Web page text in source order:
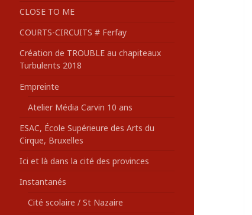
CLOSE TO ME
COURTS-CIRCUITS # Ferfay
Création de TROUBLE au chapiteaux
Turbulents 2018
Empreinte
Atelier Média Carvin 10 ans
ESAC, École Supérieure des Arts du
Cirque, Bruxelles
Ici et là dans la cité des provinces
Instantanés
Cité scolaire / St Nazaire